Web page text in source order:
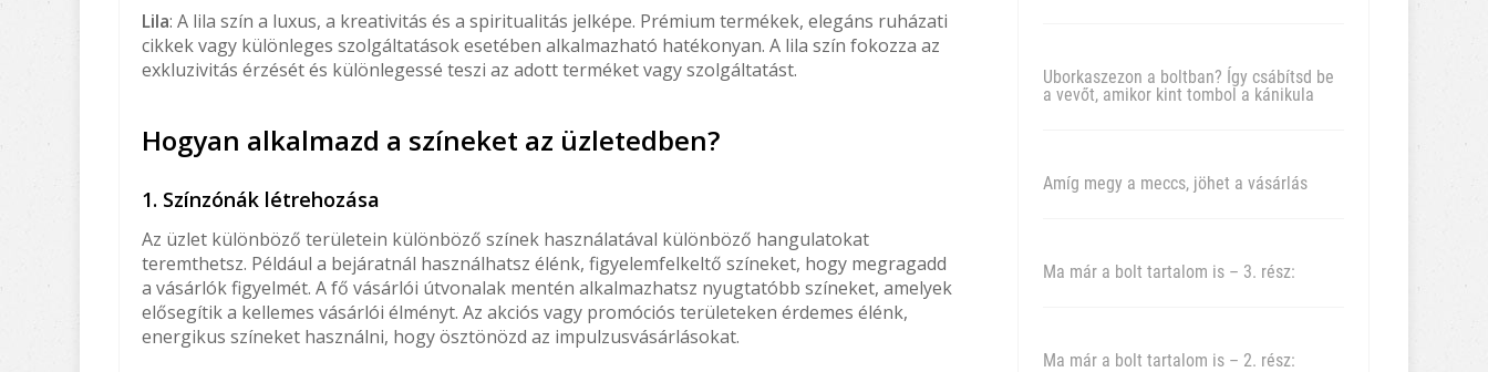
Lila: A lila szín a luxus, a kreativitás és a spiritualitás jelképe. Prémium termékek, elegáns ruházati
cikkek vagy különleges szolgáltatások esetében alkalmazható hatékonyan. A lila szín fokozza az
exkluzivitás érzését és különlegessé teszi az adott terméket vagy szolgáltatást.
Hogyan alkalmazd a színeket az üzletedben?
1. Színzónák létrehozása
Az üzlet különböző területein különböző színek használatával különböző hangulatokat
teremthetsz. Például a bejáratnál használhatsz élénk, figyelemfelkeltő színeket, hogy megragadd
a vásárlók figyelmét. A fő vásárlói útvonalak mentén alkalmazhatsz nyugtatóbb színeket, amelyek
elősegítik a kellemes vásárlói élményt. Az akciós vagy promóciós területeken érdemes élénk,
energikus színeket használni, hogy ösztönözd az impulzusvásárlásokat.
Uborkaszezon a boltban? Így csábítsd be
a vevőt, amikor kint tombol a kánikula
Amíg megy a meccs, jöhet a vásárlás
Ma már a bolt tartalom is – 3. rész:
Ma már a bolt tartalom is – 2. rész: